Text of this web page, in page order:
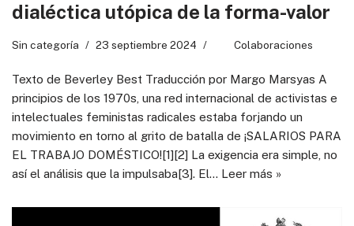
dialéctica utópica de la forma-valor
Sin categoría 23 septiembre 2024 Colaboraciones
Texto de Beverley Best Traducción por Margo Marsyas A
principios de los 1970s, una red internacional de activistas e
intelectuales feministas radicales estaba forjando un
movimiento en torno al grito de batalla de ¡SALARIOS PARA
EL TRABAJO DOMÉSTICO![1][2] La exigencia era simple, no
así el análisis que la impulsaba[3]. El… Leer más »